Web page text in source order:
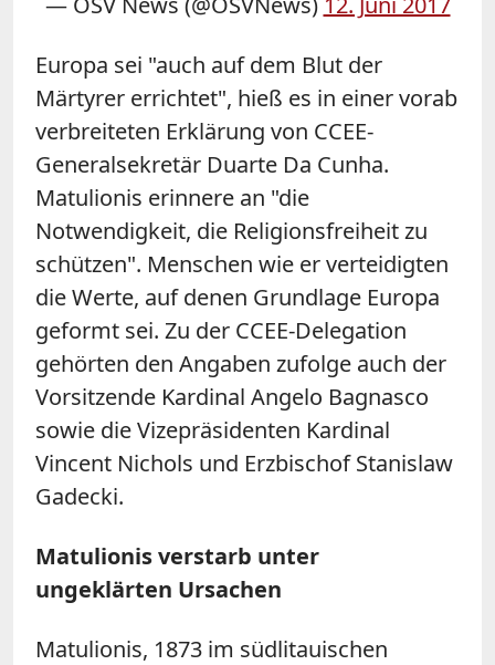
Europa sei "auch auf dem Blut der
Märtyrer errichtet", hieß es in einer vorab
verbreiteten Erklärung von CCEE-
Generalsekretär Duarte Da Cunha.
Matulionis erinnere an "die
Notwendigkeit, die Religionsfreiheit zu
schützen". Menschen wie er verteidigten
die Werte, auf denen Grundlage Europa
geformt sei. Zu der CCEE-Delegation
gehörten den Angaben zufolge auch der
Vorsitzende Kardinal Angelo Bagnasco
sowie die Vizepräsidenten Kardinal
Vincent Nichols und Erzbischof Stanislaw
Gadecki.
Matulionis verstarb unter
ungeklärten Ursachen
Matulionis, 1873 im südlitauischen